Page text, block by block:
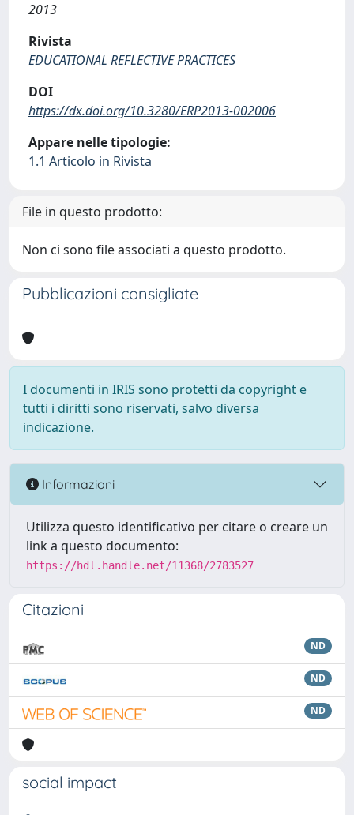
2013
Rivista
EDUCATIONAL REFLECTIVE PRACTICES
DOI
https://dx.doi.org/10.3280/ERP2013-002006
Appare nelle tipologie:
1.1 Articolo in Rivista
File in questo prodotto:
Non ci sono file associati a questo prodotto.
Pubblicazioni consigliate
I documenti in IRIS sono protetti da copyright e
tutti i diritti sono riservati, salvo diversa
indicazione.
Informazioni
Utilizza questo identificativo per citare o creare un
link a questo documento:
https://hdl.handle.net/11368/2783527
Citazioni
ND
ND
ND
social impact